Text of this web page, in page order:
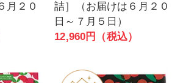
月２０
詰］（お届けは６月２０
日～７月５日）
12,960円（税込）